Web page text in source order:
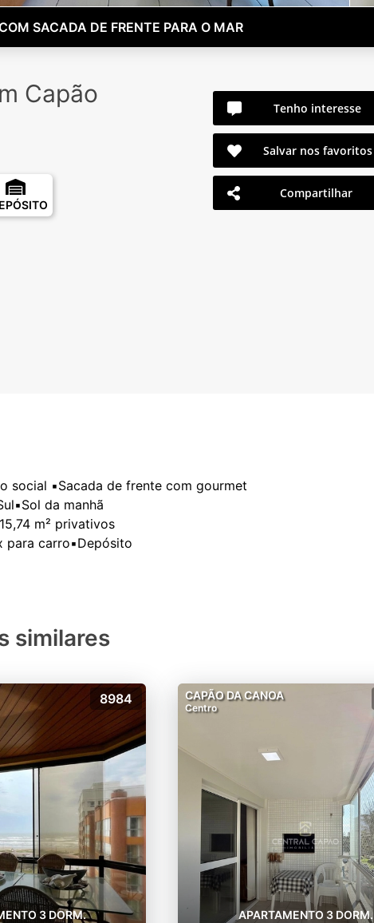
SACADA DE FRENTE PARA O MAR
Capão
Tenho interesse
Salvar nos favoritos
Compartilhar
social ▪️Sacada de frente com gourmet
da manhã
m² privativos
similares
8984
3 DORM.
CAPÃO DA CANOA
Centro
APARTAMENTO 3 DORM.